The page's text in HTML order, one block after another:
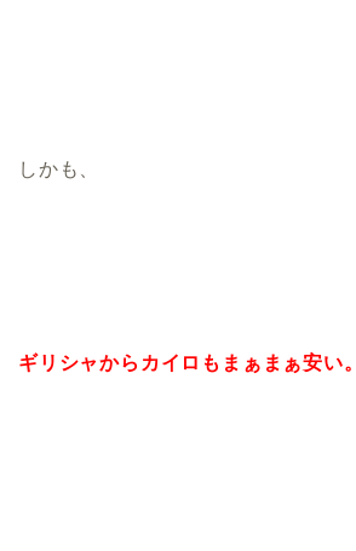
しかも、
ギリシャからカイロもまぁまぁ安い。